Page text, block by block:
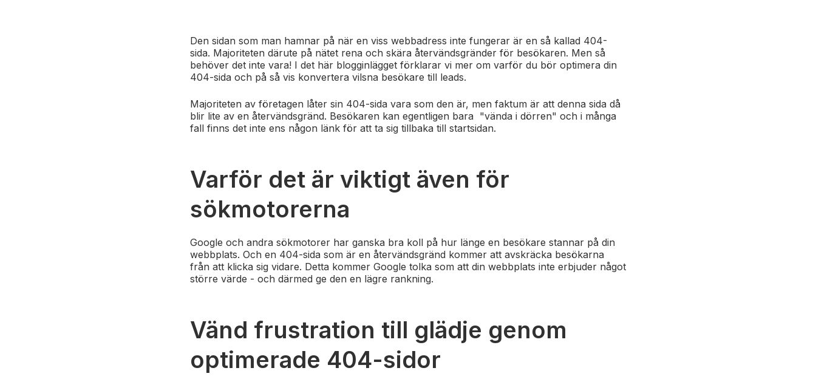
Den sidan som man hamnar på när en viss webbadress inte fungerar är en så kallad 404-
sida. Majoriteten därute på nätet rena och skära återvändsgränder för besökaren. Men så
behöver det inte vara! I det här blogginlägget förklarar vi mer om varför du bör optimera din
404-sida och på så vis konvertera vilsna besökare till leads.
Majoriteten av företagen låter sin 404-sida vara som den är, men faktum är att denna sida då
blir lite av en återvändsgränd. Besökaren kan egentligen bara "vända i dörren" och i många
fall finns det inte ens någon länk för att ta sig tillbaka till startsidan.
Varför det är viktigt även för
sökmotorerna
Google och andra sökmotorer har ganska bra koll på hur länge en besökare stannar på din
webbplats. Och en 404-sida som är en återvändsgränd kommer att avskräcka besökarna
från att klicka sig vidare. Detta kommer Google tolka som att din webbplats inte erbjuder något
större värde - och därmed ge den en lägre rankning.
Vänd frustration till glädje genom
optimerade 404-sidor